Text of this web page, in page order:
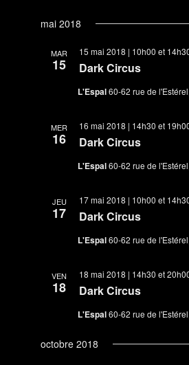
mai 2018
MAR
15 Dark Circus
15 mai 2018 | 10h00 et
L'Espal60-62 rue de
MER
16 Dark Circus
16 mai 2018 | 14h30 et
L'Espal60-62 rue de
JEU
17 Dark Circus
17 mai 2018 | 10h00 et
L'Espal60-62 rue de
VEN
18 Dark Circus
18 mai 2018 | 14h30 et
L'Espal60-62 rue de
octobre 2018